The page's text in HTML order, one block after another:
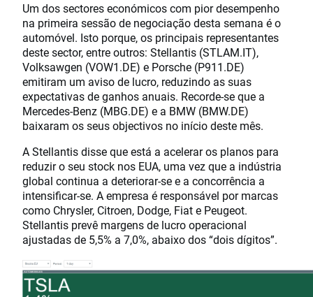
Um dos sectores económicos com pior desempenho
na primeira sessão de negociação desta semana é o
automóvel. Isto porque, os principais representantes
deste sector, entre outros: Stellantis (STLAM.IT),
Volksawgen (VOW1.DE) e Porsche (P911.DE)
emitiram um aviso de lucro, reduzindo as suas
expectativas de ganhos anuais. Recorde-se que a
Mercedes-Benz (MBG.DE) e a BMW (BMW.DE)
baixaram os seus objectivos no início deste mês.
A Stellantis disse que está a acelerar os planos para
reduzir o seu stock nos EUA, uma vez que a indústria
global continua a deteriorar-se e a concorrência a
intensificar-se. A empresa é responsável por marcas
como Chrysler, Citroen, Dodge, Fiat e Peugeot.
Stellantis prevê margens de lucro operacional
ajustadas de 5,5% a 7,0%, abaixo dos “dois dígitos”.